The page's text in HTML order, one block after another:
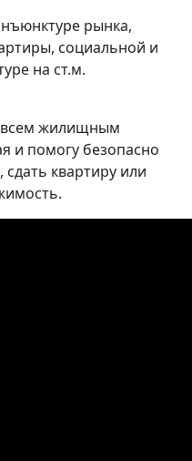
рынка,
социальной и
на ст.м.
всем жилищным
и помогу безопасно
квартиру или